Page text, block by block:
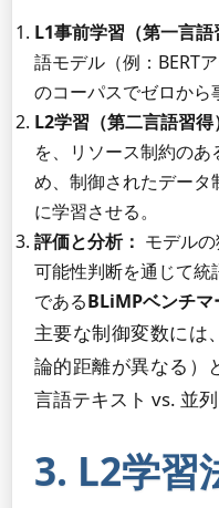
L1事前学習（第一言語
語モデル（例：BERT
のコーパスでゼロから
L2学習（第二言語習得
を、リソース制約の
め、制御されたデータ
に学習させる。
評価と分析： モデル
可能性判断を通じて統
であるBLiMPベンチマ
主要な制御変数には
論的距離が異なる）
言語テキスト vs. 並
3. L2学習